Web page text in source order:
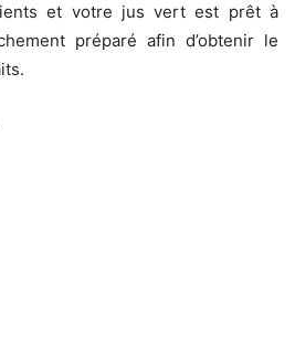
et votre jus vert est prêt à
préparé afin d’obtenir le